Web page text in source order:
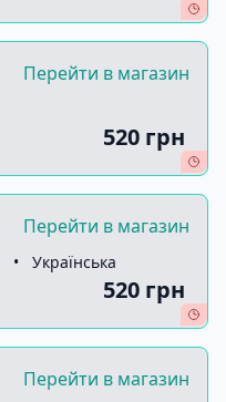
Перейти в магазин
520 грн
Перейти в магазин
• Українська
520 грн
Перейти в магазин